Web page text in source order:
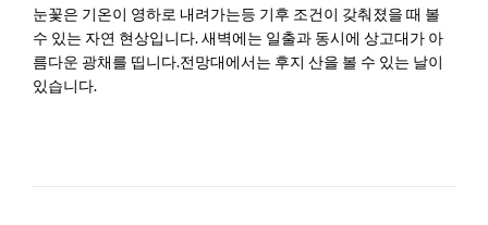
눈꽃은 기온이 영하로 내려가는등 기후 조건이 갖춰졌을 때 볼
수 있는 자연 현상입니다. 새벽에는 일출과 동시에 상고대가 아
름다운 광채를 띱니다.전망대에서는 후지 산을 볼 수 있는 날이
있습니다.